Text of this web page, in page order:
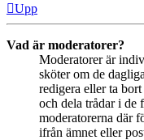
Upp
Vad är moderatorer?
Moderatorer är
sköter om de
redigera eller ta
och dela trådar i de
moderatorerna där
ifrån ämnet eller